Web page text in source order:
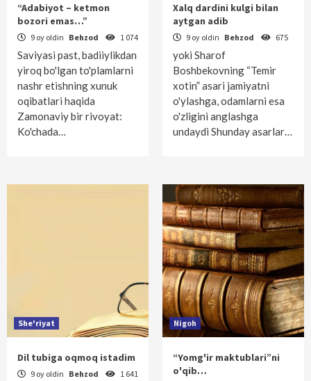
“Adabiyot – ketmon
bozori emas…”
9 oy oldin Behzod 1 074
Saviyasi past, badiiylikdan
yiroq bo'lgan to'plamlarni
nashr etishning xunuk
oqibatlari haqida
Zamonaviy bir rivoyat:
Ko'chada…
Xalq dardini kulgi bilan
aytgan adib
9 oy oldin Behzod 675
yoki Sharof
Boshbekovning “Temir
xotin” asari jamiyatni
o'ylashga, odamlarni esa
o'zligini anglashga
undaydi Shunday asarlar…
She'riyat
Dil tubiga oqmoq istadim
9 oy oldin Behzod 1 641
Nigoh
“Yomg'ir maktublari”ni
o'qib…